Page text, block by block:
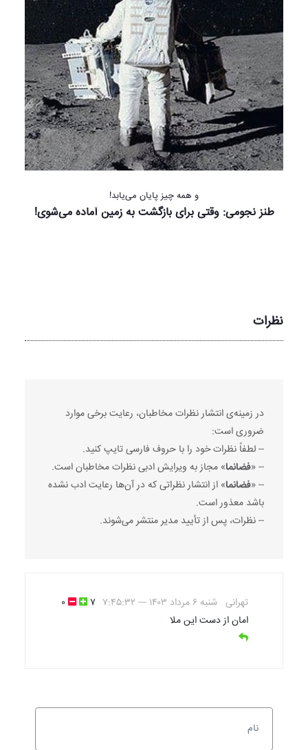
و همه چیز پایان می‌یابد!
طنز نجومی: وقتی برای بازگشت به زمین آماده می‌شوی!
نظرات
در زمینه‌ی انتشار نظرات مخاطبان، رعایت برخی موارد
ضروری است:
-- لطفاً نظرات خود را با حروف فارسی تایپ کنید.
-- «فضانما» مجاز به ویرایش ادبی نظرات مخاطبان است.
-- «فضانما» از انتشار نظراتی که در آن‌ها رعایت ادب نشده
باشد معذور است.
-- نظرات، پس از تأیید مدیر منتشر می‌شوند.
تهرانی شنبه ۶ مرداد ۱۴۰۳ --- ۷:۴۵:۳۲ ۷
۰
امان از دست این ملا